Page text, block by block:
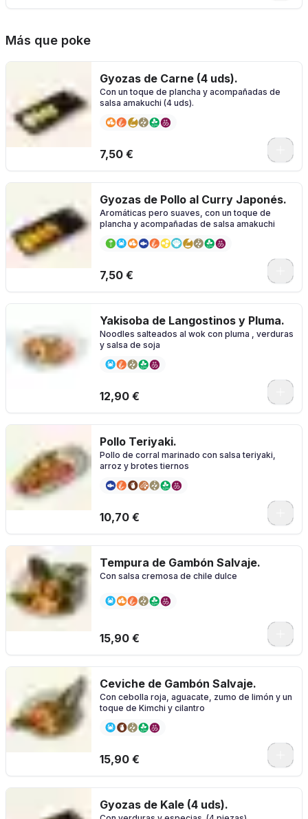
Más que poke
Gyozas de Carne (4 uds).
Con un toque de plancha y acompañadas de
salsa amakuchi (4 uds).
7,50 €
Gyozas de Pollo al Curry Japonés.
Aromáticas pero suaves, con un toque de
plancha y acompañadas de salsa amakuchi
7,50 €
Yakisoba de Langostinos y Pluma.
Noodles salteados al wok con pluma , verduras
y salsa de soja
12,90 €
Pollo Teriyaki.
Pollo de corral marinado con salsa teriyaki,
arroz y brotes tiernos
10,70 €
Tempura de Gambón Salvaje.
Con salsa cremosa de chile dulce
15,90 €
Ceviche de Gambón Salvaje.
Con cebolla roja, aguacate, zumo de limón y un
toque de Kimchi y cilantro
15,90 €
Gyozas de Kale (4 uds).